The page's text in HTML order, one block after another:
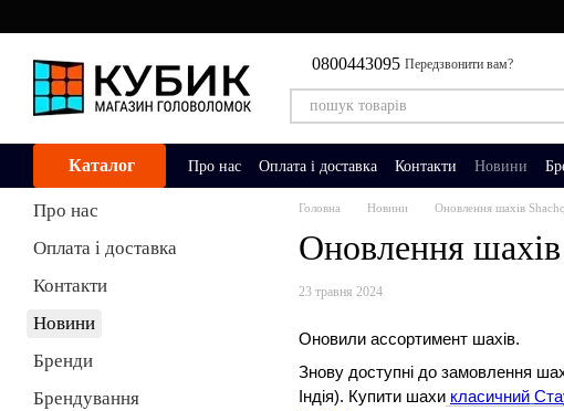
0800443095 Передзвонити вам?
Каталог Про нас Оплата і доставка Контакти Новини
Головна Новини Оновлення шахів
Оновлення
23 травня 2024
Оновили ассортимент шахів.
Знову доступні до замовлення
Індія). Купити шахи класичний
Про нас
Оплата і доставка
Контакти
Новини
Бренди
Брендування